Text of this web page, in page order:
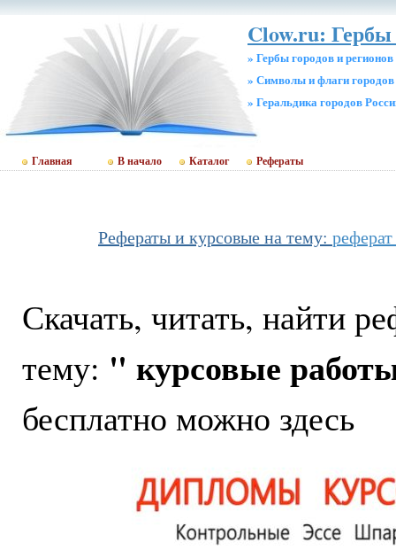
Clow.ru: Гербы
» Гербы городов и
» Символы и флаги городов
» Геральдика городов
Главная В начало Каталог Рефераты
Рефераты и курсовые на тему:
Скачать, читать, найти
тему: " курсовые
бесплатно можно здесь